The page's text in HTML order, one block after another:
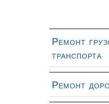
Замена
Замена
Замена тяги
С/У продольной
Ремонт
транспорта
Ремонт